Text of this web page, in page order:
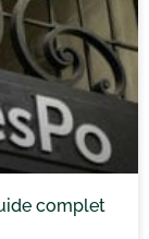
complet